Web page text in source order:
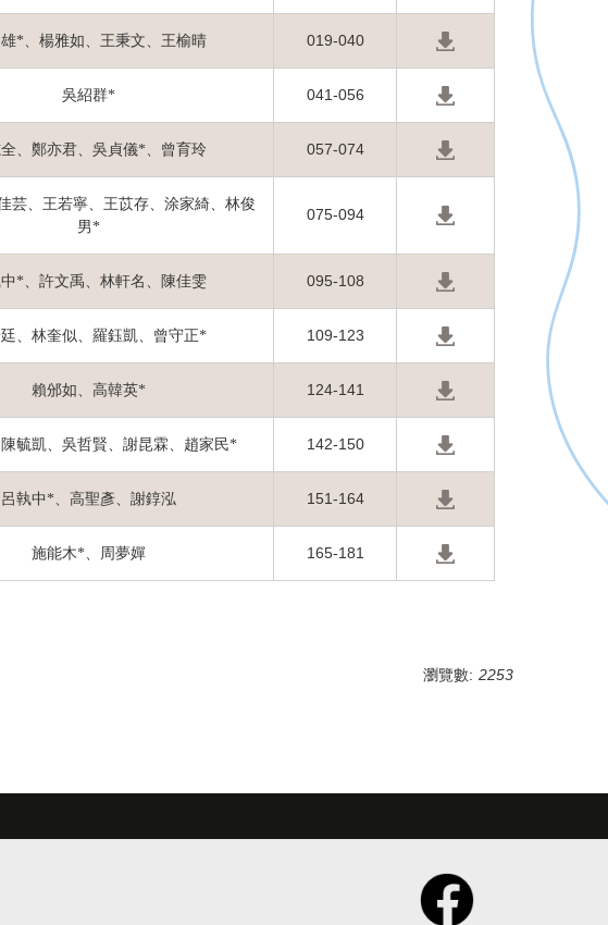
*、楊雅如、王秉文、王榆晴 019-040
吳紹群* 041-056
全、鄭亦君、吳貞儀*、曾育玲 057-074
芸、王若寧、王苡存、涂家綺、林俊
男*
075-094
*、許文禹、林軒名、陳佳雯 095-108
、林奎似、羅鈺凱、曾守正* 109-123
賴邠如、高韓英* 124-141
毓凱、吳哲賢、謝昆霖、趙家民* 142-150
呂執中*、高聖彥、謝錞泓 151-164
施能木*、周夢嬋 165-181
瀏覽數: 2253